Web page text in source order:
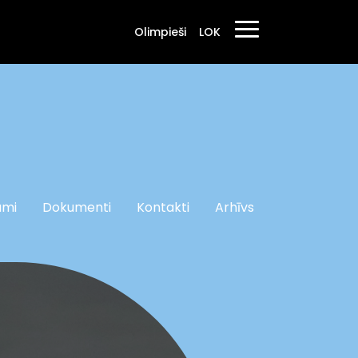
Olimpieši LOK
Dokumenti Kontakti Arhīvs